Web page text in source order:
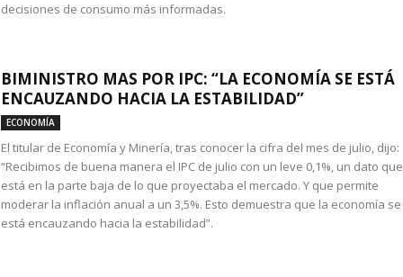
decisiones de consumo más informadas.
BIMINISTRO MAS POR IPC: “LA ECONOMÍA SE ESTÁ
ENCAUZANDO HACIA LA ESTABILIDAD”
ECONOMÍA
El titular de Economía y Minería, tras conocer la cifra del mes de julio, dijo:
“Recibimos de buena manera el IPC de julio con un leve 0,1%, un dato que
está en la parte baja de lo que proyectaba el mercado. Y que permite
moderar la inflación anual a un 3,5%. Esto demuestra que la economía se
está encauzando hacia la estabilidad”.